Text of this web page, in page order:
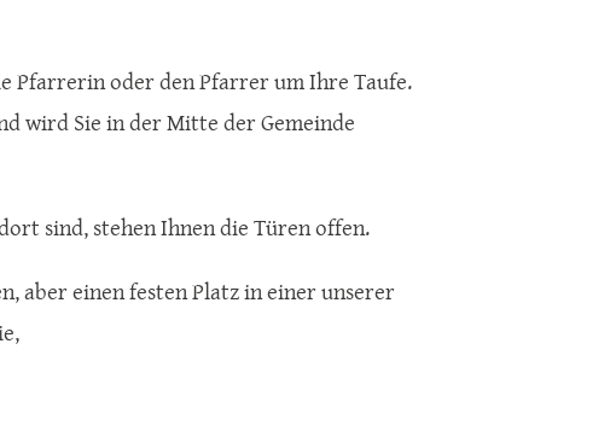
Pfarrerin oder den Pfarrer um Ihre Taufe.
wird Sie in der Mitte der Gemeinde
sind, stehen Ihnen die Türen offen.
aber einen festen Platz in einer unserer